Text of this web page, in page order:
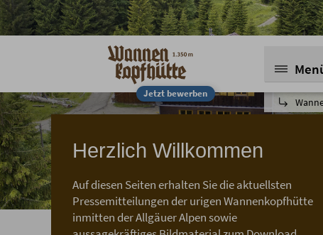
Jetzt bewerben
Herzlich Willkommen
Auf diesen Seiten erhalten Sie die aktuellsten
Pressemitteilungen der urigen Wannenkopfhütte
inmitten der Allgäuer Alpen sowie